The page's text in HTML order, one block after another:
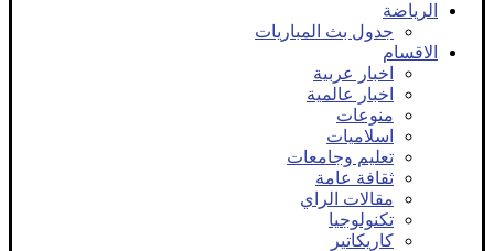
الرياضة
جدول بث المباريات
الاقسام
اخبار عربية
اخبار عالمية
منوعات
اسلاميات
تعليم وجامعات
ثقافة عامة
مقالات الراي
تكنولوجيا
كاريكاتير